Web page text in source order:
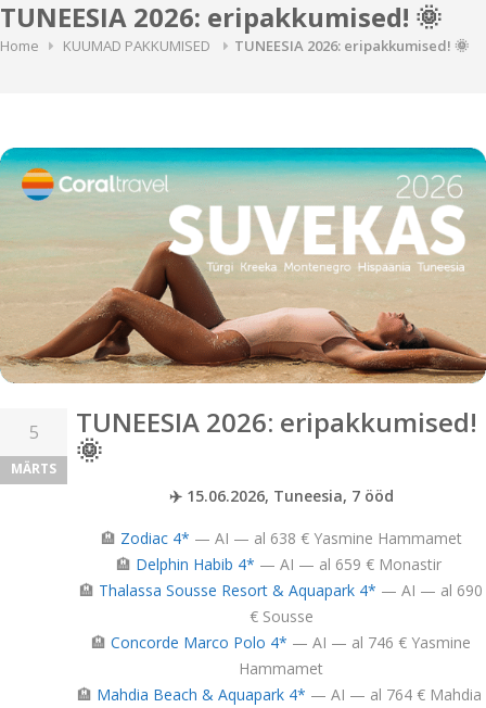
TUNEESIA 2026: eripakkumised! 🌞
Home KUUMAD PAKKUMISED TUNEESIA 2026: eripakkumised! 🌞
5
MÄRTS
TUNEESIA 2026: eripakkumised!
🌞
✈️ 15.06.2026, Tuneesia, 7 ööd
🏨 Zodiac 4* — AI — al 638 € Yasmine Hammamet
🏨 Delphin Habib 4* — AI — al 659 € Monastir
🏨 Thalassa Sousse Resort & Aquapark 4* — AI — al 690
€ Sousse
🏨 Concorde Marco Polo 4* — AI — al 746 € Yasmine
Hammamet
🏨 Mahdia Beach & Aquapark 4* — AI — al 764 € Mahdia